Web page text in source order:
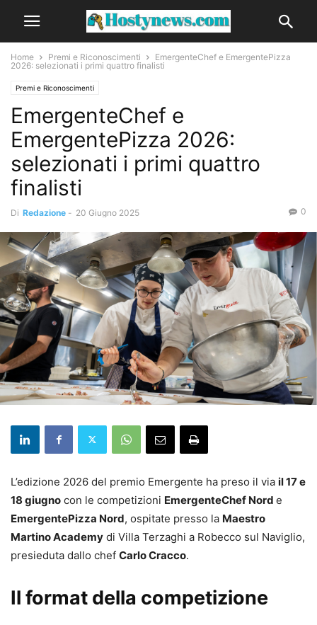
Home Premi e Riconoscimenti
EmergenteChef e EmergentePizza
2026: selezionati i primi quattro finalisti
Premi e Riconoscimenti
EmergenteChef e
EmergentePizza 2026:
selezionati i primi quattro
finalisti
Di Redazione - 20 Giugno 2025 0
L’edizione 2026 del premio Emergente ha preso il via il 17 e
18 giugno con le competizioni EmergenteChef Nord e
EmergentePizza Nord, ospitate presso la Maestro
Martino Academy di Villa Terzaghi a Robecco sul Naviglio,
presieduta dallo chef Carlo Cracco.
Il format della competizione